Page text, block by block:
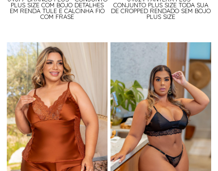
PLUS SIZE COM BOJO DETALHES
EM RENDA TULE E CALCINHA FIO
COM FRASE
CONJUNTO PLUS SIZE TODA SUA
DE CROPPED RENDADO SEM BOJO
PLUS SIZE